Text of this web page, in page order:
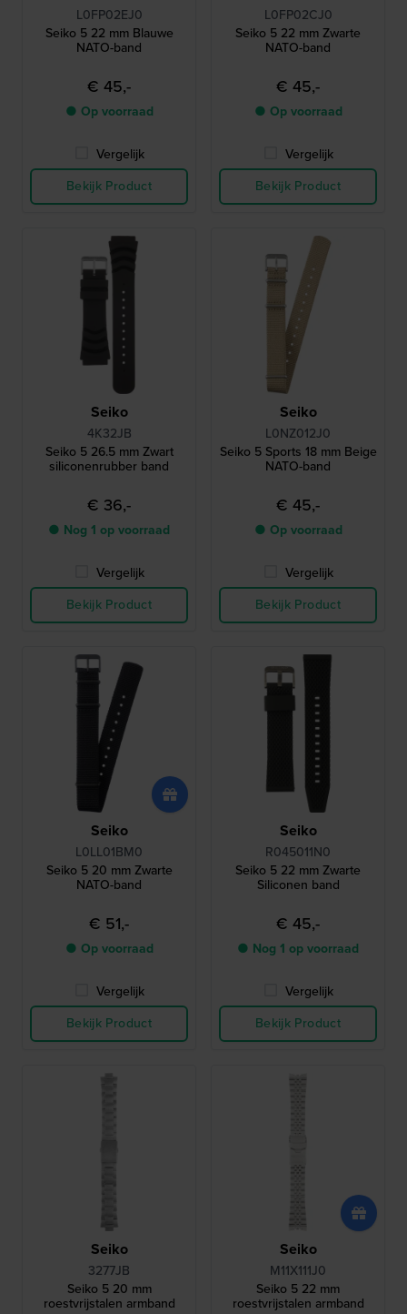
L0FP02EJ0
Seiko 5 22 mm Blauwe
NATO-band
€ 45,-
● Op voorraad
Vergelijk
Bekijk Product
L0FP02CJ0
Seiko 5 22 mm Zwarte
NATO-band
€ 45,-
● Op voorraad
Vergelijk
Bekijk Product
Seiko
4K32JB
Seiko 5 26.5 mm Zwart
siliconenrubber band
€ 36,-
● Nog 1 op voorraad
Vergelijk
Bekijk Product
Seiko
L0NZ012J0
Seiko 5 Sports 18 mm Beige
NATO-band
€ 45,-
● Op voorraad
Vergelijk
Bekijk Product
Seiko
L0LL01BM0
Seiko 5 20 mm Zwarte
NATO-band
€ 51,-
● Op voorraad
Vergelijk
Bekijk Product
Seiko
R045011N0
Seiko 5 22 mm Zwarte
Siliconen band
€ 45,-
● Nog 1 op voorraad
Vergelijk
Bekijk Product
Seiko
3277JB
Seiko 5 20 mm
roestvrijstalen armband
Seiko
M11X111J0
Seiko 5 22 mm
roestvrijstalen armband